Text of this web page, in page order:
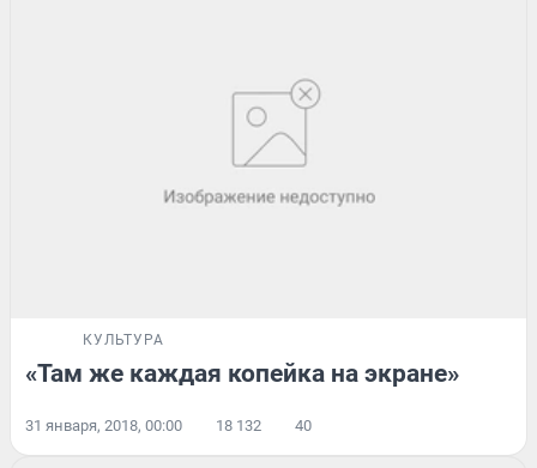
КУЛЬТУРА
«Там же каждая копейка на экране»
31 января, 2018, 00:00 18 132 40